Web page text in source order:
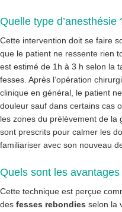
Quelle type d’anesthésie
Cette intervention doit se faire
que le patient ne ressente rien
est estimé de 1h à 3 h selon la
fesses. Après l’opération
clinique en général, le patient
douleur sauf dans certains cas
les zones du prélèvement de la
sont prescrits pour calmer les
familiariser avec son nouveau
Quels sont les
Cette technique est perçue
des fesses rebondies selon la